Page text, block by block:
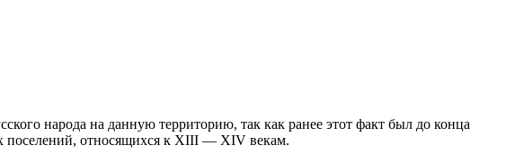
народа на данную территорию, так как ранее этот факт был до конца
поселений, относящихся к XIII — XIV векам.